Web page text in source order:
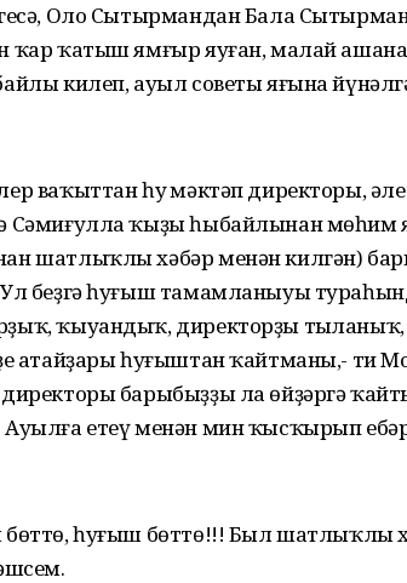
Оло Сытырмандан Бала
ҡар ҡатыш ямғыр яуған, малай
килеп, ауыл советы яғына
ваҡыттан һуң мәктәп директоры,
Сәмиғулла ҡыҙы һыбайлынан мөһим
шатлыҡлы хәбәр менән килгән)
беҙгә һуғыш тамамланыуы
ҡыуандыҡ, директорҙы
атайҙары һуғыштан ҡайтманы,- ти
барыбыҙҙы ла өйҙәргә
етеү менән мин ҡысҡырып
һуғыш бөттө!!! Был шатлыҡлы